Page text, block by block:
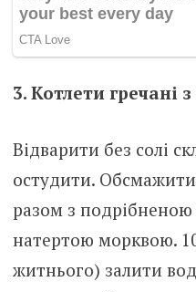
3. Котлети гречані
Відварити без солі
остудити.
разом з
натертою морквою.
житнього) залити